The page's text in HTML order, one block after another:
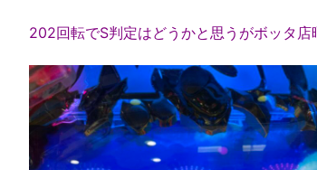
202回転でS判定はどうかと思うがボッタ店